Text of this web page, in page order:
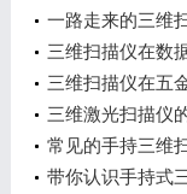
一路走来的三维
三维扫描仪在数
三维扫描仪在五
三维激光扫描仪
常见的手持三维
带你认识手持式